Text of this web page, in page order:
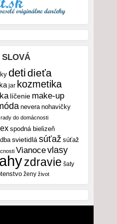
SLOVÁ
detidieťa
jar kozmetika
líčenie make-up
nevera nohavičky
rady do domácnosti
spodná bielizeň
svietidlá súťaž súťaž
Vianocevlasy
zdravie šaty
ženy život